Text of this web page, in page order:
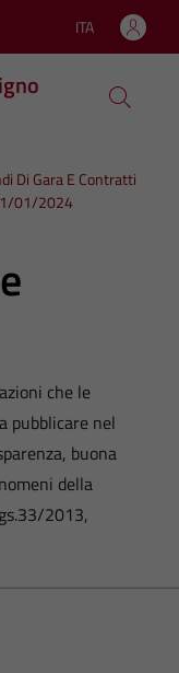
Lingua attiva:
ITA
Di Gara E Contratti
01/2024
che le
pubblicare nel
buona
della
2013,